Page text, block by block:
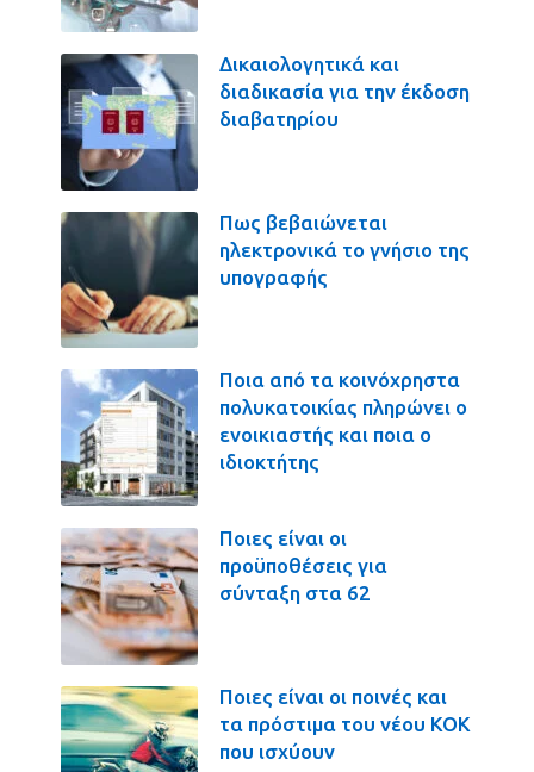
Δικαιολογητικά και
διαδικασία για την έκδοση
διαβατηρίου
Πως βεβαιώνεται
ηλεκτρονικά το γνήσιο της
υπογραφής
Ποια από τα κοινόχρηστα
πολυκατοικίας πληρώνει ο
ενοικιαστής και ποια ο
ιδιοκτήτης
Ποιες είναι οι
προϋποθέσεις για
σύνταξη στα 62
Ποιες είναι οι ποινές και
τα πρόστιμα του νέου ΚΟΚ
που ισχύουν